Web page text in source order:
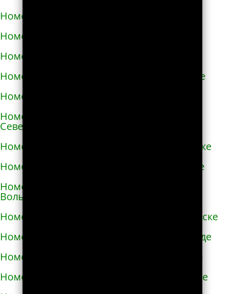
Номера телефонов такси в Немирове
Номера телефонов такси в Нетешине
Номера телефонов такси в Никополе
Номера телефонов такси в Новой Каховке
Номера телефонов такси в Новой Одессе
Номера телефонов такси в Новгороде-
Северском
Номера телефонов такси в Новоалексеевке
Номера телефонов такси в Нововолынске
Номера телефонов такси в Новограде-
Волынском
Номера телефонов такси в Новоднестровске
Номера телефонов такси в Новомиргороде
Номера телефонов такси в Новоукраинке
Номера телефонов такси в Новояворовске